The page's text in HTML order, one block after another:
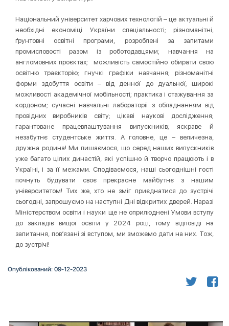
Національний університет харчових технологій – це актуальні й
необхідні економіці України спеціальності; різноманітні,
ґрунтовні освітні програми, розроблені за запитами
промисловості разом із роботодавцями; навчання на
англомовних проєктах; можливість самостійно обирати свою
освітню траєкторію; гнучкі графіки навчання; різноманітні
форми здобуття освіти – від денної до дуальної; широкі
можливості академічної мобільності; практика і стажування за
кордоном; сучасні навчальні лабораторії з обладнанням від
провідних виробників світу; цікаві наукові дослідження;
гарантоване працевлаштування випускників; яскраве й
незабутнє студентське життя. А головне, це – величезна,
дружна родина! Ми пишаємося, що серед наших випускників
уже багато цілих династій, які успішно й творчо працюють і в
Україні, і за її межами. Сподіваємося, наші сьогоднішні гості
почнуть будувати своє прекрасне майбутнє з нашим
університетом! Тих же, хто не зміг приєднатися до зустрічі
сьогодні, запрошуємо на наступні Дні відкритих дверей. Наразі
Міністерством освіти і науки ще не оприлюднені Умови вступу
до закладів вищої освіти у 2024 році, тому відповіді на
запитання, пов’язані зі вступом, ми зможемо дати на них. Тож,
до зустрічі!
Опублікований: 09-12-2023